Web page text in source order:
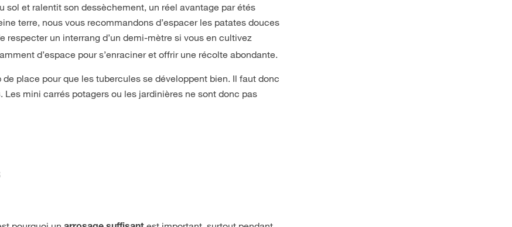
sol et ralentit son dessèchement, un réel avantage par étés
terre, nous vous recommandons d’espacer les patates douces
respecter un interrang d’un demi-mètre si vous en cultivez
d’espace pour s’enraciner et offrir une récolte abondante.
place pour que les tubercules se développent bien. Il faut donc
. Les mini carrés potagers ou les jardinières ne sont donc pas